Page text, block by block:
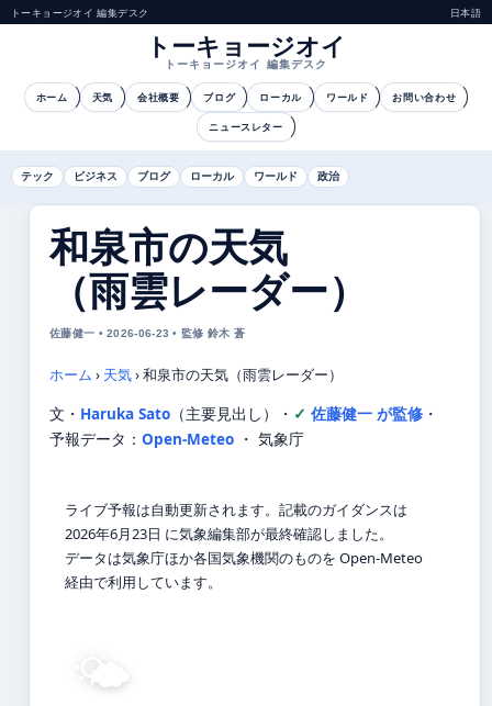
トーキョージオイ 編集デスク 日本語
トーキョージオイ
トーキョージオイ 編集デスク
ホーム 天気 会社概要 ブログ ローカル ワールド お問い合わせ
ニュースレター
テック ビジネス ブログ ローカル ワールド 政治
和泉市の天気
（雨雲レーダー）
佐藤健一 • 2026-06-23 • 監修 鈴木 蒼
ホーム › 天気›和泉市の天気（雨雲レーダー）
文・ Haruka Sato （主要見出し） ・ 佐藤健一 が監修 ・
予報データ： Open-Meteo ・ 気象庁
ライブ予報は自動更新されます。記載のガイダンスは
2026年6月23日 に気象編集部が最終確認しました。
データは気象庁ほか各国気象機関のものを Open-Meteo
経由で利用しています。
🌤️